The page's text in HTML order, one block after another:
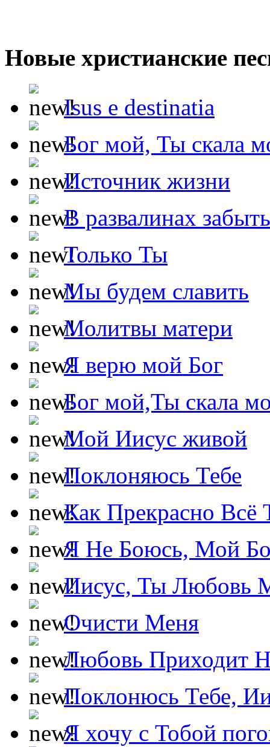
Новые христианские
Isus e destinatia
Бог мой, Ты скала
Источник жизни
В развалинах
Только Ты
Мы будем славить
Молитвы матери
Я верю мой Бог
Бог мой,Ты скала
Мой Иисус живой
Поклоняюсь Тебе
Как Прекрасно Всё
Я Не Боюсь, Мой
Иисус, Ты Любовь
Очисти Меня
Любовь Приходит
Поклонюсь Тебе,
Я хочу с Тобой